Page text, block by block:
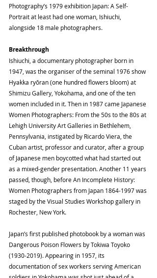
Photography’s 1979 exhibition Japan: A Self-
Portrait at least had one woman, Ishiuchi,
alongside 18 male photographers.
Breakthrough
Ishiuchi, a documentary photographer born in
1947, was the organiser of the seminal 1976 show
Hyakka ryōran (one hundred flowers bloom) at
Shimizu Gallery, Yokohama, and one of the ten
women included in it. Then in 1987 came Japanese
Women Photographers: From the 50s to the 80s at
Lehigh University Art Galleries in Bethlehem,
Pennsylvania, instigated by Ricardo Viera, the
Cuban artist, professor and curator, after a group
of Japanese men boycotted what had started out
as a mixed-gender presentation. Another 11 years
passed, though, before An Incomplete History:
Women Photographers from Japan 1864-1997 was
staged by the Visual Studies Workshop gallery in
Rochester, New York.
Japan’s first published photobook by a woman was
Dangerous Poison Flowers by Tokiwa Toyoko
(1930-2019). Appearing in 1957, its
documentation of sex workers serving American